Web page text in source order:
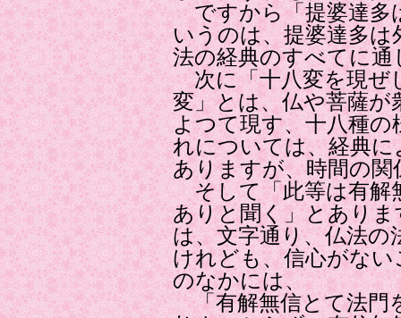
ですから「提婆達多
いうのは、提婆達多
法の経典のすべてに
次に「十八変を現ぜ
変」とは、仏や菩薩が
よつて現す、十八種
れについては、経典
ありますが、時間の
そして「此等は有解
ありと聞く」とあり
は、文字通り、仏法
けれども、信心がな
のなかには、
「有解無信とて法門